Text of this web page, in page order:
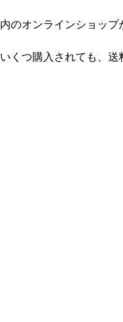
内のオンラインショッ
いくつ購入されても、送